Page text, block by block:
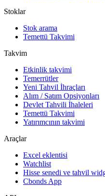
Stoklar
Stok arama
Temettü Takvimi
Takvim
Etkinlik takvimi
Temerrütler
Yeni Tahvil İhraçları
Alım / Satım Opsiyonları
Devlet Tahvili İhaleleri
Temettü Takvimi
Yatırımcının takvimi
Araçlar
Excel eklentisi
Watchlist
Hisse senedi ve tahvil
Cbonds App